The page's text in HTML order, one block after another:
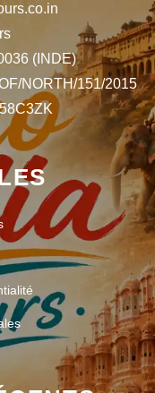
(INDE)
NORTH/151/2015